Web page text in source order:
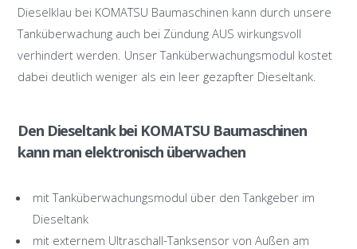
Dieselklau bei KOMATSU Baumaschinen kann durch unsere
Tanküberwachung auch bei Zündung AUS wirkungsvoll
verhindert werden. Unser Tanküberwachungsmodul kostet
dabei deutlich weniger als ein leer gezapfter Dieseltank.
Den Dieseltank bei KOMATSU Baumaschinen
kann man elektronisch überwachen
mit Tanküberwachungsmodul über den Tankgeber im
Dieseltank
mit externem Ultraschall-Tanksensor von Außen am